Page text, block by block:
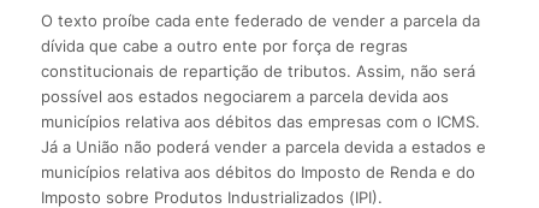
O texto proíbe cada ente federado de vender a parcela da
dívida que cabe a outro ente por força de regras
constitucionais de repartição de tributos. Assim, não será
possível aos estados negociarem a parcela devida aos
municípios relativa aos débitos das empresas com o ICMS.
Já a União não poderá vender a parcela devida a estados e
municípios relativa aos débitos do Imposto de Renda e do
Imposto sobre Produtos Industrializados (IPI).